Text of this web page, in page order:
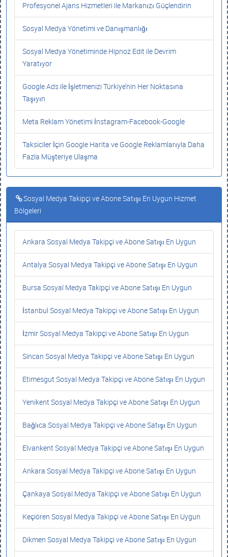
Profesyonel Ajans Hizmetleri ile Markanızı Güçlendirin
Sosyal Medya Yönetimi ve Danışmanlığı
Sosyal Medya Yönetiminde Hipnoz Edit ile Devrim
Yaratıyor
Google Ads ile İşletmenizi Türkiye’nin Her Noktasına
Taşıyın
Meta Reklam Yönetimi İnstagram-Facebook-Google
Taksiciler İçin Google Harita ve Google Reklamlarıyla Daha
Fazla Müşteriye Ulaşma
Sosyal Medya Takipçi ve Abone Satışı En Uygun Hizmet
Bölgeleri
Ankara Sosyal Medya Takipçi ve Abone Satışı En Uygun
Antalya Sosyal Medya Takipçi ve Abone Satışı En Uygun
Bursa Sosyal Medya Takipçi ve Abone Satışı En Uygun
İstanbul Sosyal Medya Takipçi ve Abone Satışı En Uygun
İzmir Sosyal Medya Takipçi ve Abone Satışı En Uygun
Sincan Sosyal Medya Takipçi ve Abone Satışı En Uygun
Etimesgut Sosyal Medya Takipçi ve Abone Satışı En Uygun
Yenikent Sosyal Medya Takipçi ve Abone Satışı En Uygun
Bağlıca Sosyal Medya Takipçi ve Abone Satışı En Uygun
Elvankent Sosyal Medya Takipçi ve Abone Satışı En Uygun
Ankara Sosyal Medya Takipçi ve Abone Satışı En Uygun
Çankaya Sosyal Medya Takipçi ve Abone Satışı En Uygun
Keçiören Sosyal Medya Takipçi ve Abone Satışı En Uygun
Dikmen Sosyal Medya Takipçi ve Abone Satışı En Uygun